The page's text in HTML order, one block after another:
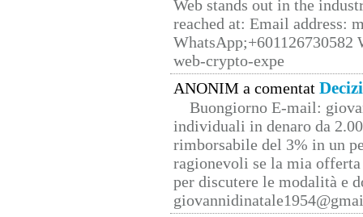
Web stands out in the
reached at: Email address:
web-crypto-expe
ANONIM a comentat
Buongiorno E-mail:
individuali in denaro da
rimborsabile del 3% in un
ragionevoli se la mia
per discutere le modalità e